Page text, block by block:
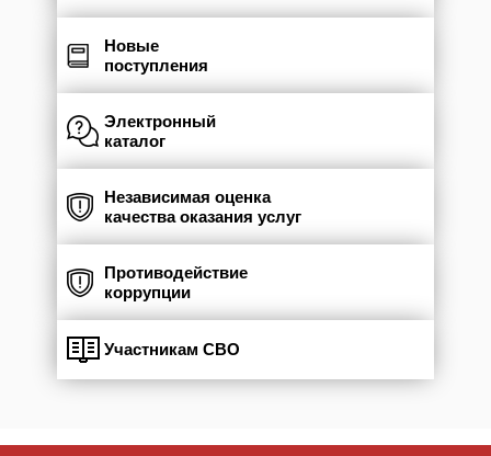
Новые
поступления
Электронный
каталог
Независимая оценка
качества оказания услуг
Противодействие
коррупции
Участникам СВО